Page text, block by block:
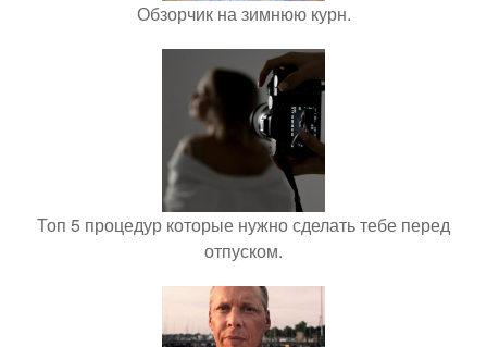
Обзорчик на зимнюю курн.
Топ 5 процедур которые нужно сделать тебе перед
отпуском.